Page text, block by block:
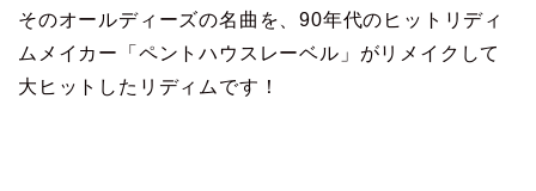
そのオールディーズの名曲を、90年代のヒットリディ
ムメイカー「ペントハウスレーベル」がリメイクして
大ヒットしたリディムです！